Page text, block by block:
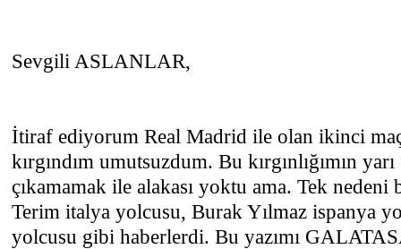
Sevgili ASLANLAR,
İtiraf ediyorum Real Madrid ile olan ikinci
kırgındım umutsuzdum. Bu kırgınlığımın
çıkamamak ile alakası yoktu ama. Tek nedeni
Terim italya yolcusu, Burak Yılmaz ispanya
yolcusu gibi haberlerdi. Bu yazımı